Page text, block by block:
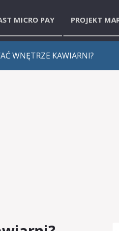
MICRO PAY PROJEKT
WNĘTRZE KAWIARNI?